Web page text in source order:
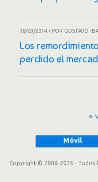
18/03/2014 • POR GUSTAVO
Los
perdido el
Móvil
Copyright © 2008-2023 · Todos